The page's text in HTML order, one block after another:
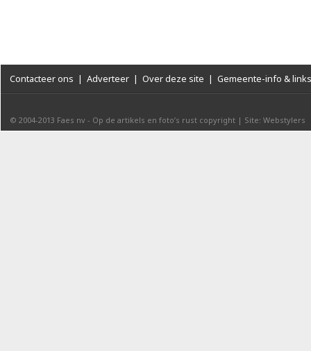
Contacteer ons | Adverteer | Over deze site | Gemeente-info & links
© 2004-2013 Faes nv - Op de artikels en foto’s rust copyright | Site: Webstylers